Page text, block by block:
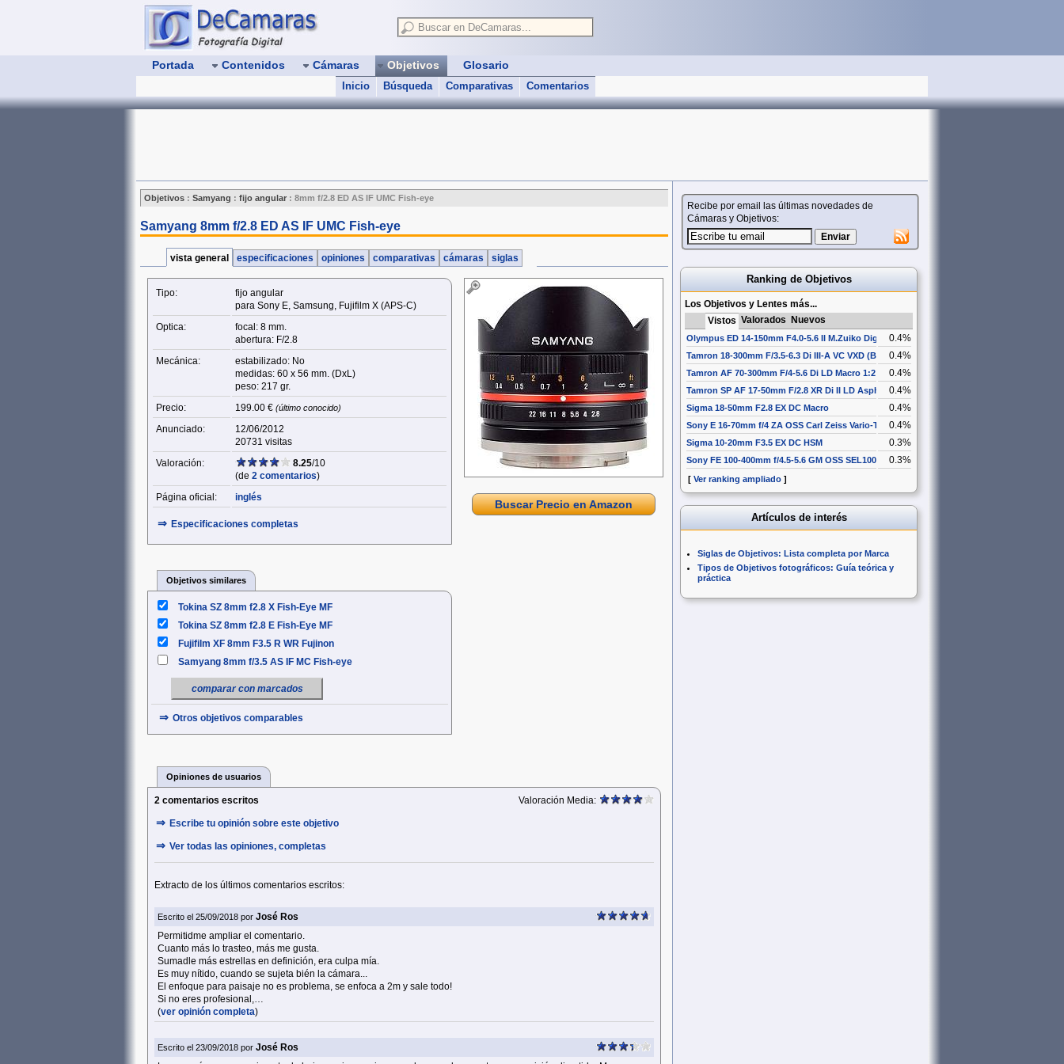
Portada Contenidos Cámaras Objetivos
Inicio Búsqueda Comparativas Comentarios
Glosario
Objetivos : Samyang : fijo angular : 8mm f/2.8 ED AS IF UMC Fish-eye
Samyang 8mm f/2.8 ED AS IF UMC Fish-eye
vista general especificaciones opiniones comparativas cámaras siglas
Tipo:
fijo angular
para Sony E, Samsung, Fujifilm X (APS‑C)
Optica:
focal: 8 mm.
abertura: F/2.8
Mecánica:
estabilizado: No
medidas: 60 x 56 mm. (DxL)
peso: 217 gr.
Precio:
199.00 € (último conocido)
Anunciado:
12/06/2012
20731 visitas
Valoración:
8.25/10
(de 2 comentarios)
Página oficial:
inglés
⇒ Especificaciones completas
Objetivos similares
Tokina SZ 8mm f2.8 X Fish-Eye MF
Tokina SZ 8mm f2.8 E Fish-Eye MF
Fujifilm XF 8mm F3.5 R WR Fujinon
Samyang 8mm f/3.5 AS IF MC Fish-eye
comparar con marcados
⇒ Otros objetivos comparables
Buscar Precio en Amazon
Opiniones de usuarios
Valoración Media:
2 comentarios escritos
⇒ Escribe tu opinión sobre este objetivo
⇒ Ver todas las opiniones, completas
Extracto de los últimos comentarios escritos:
Escrito el 25/09/2018 por José Ros
Permitidme ampliar el comentario.
Cuanto más lo trasteo, más me gusta.
Sumadle más estrellas en definición, era culpa mía.
Es muy nítido, cuando se sujeta bién la cámara...
El enfoque para paisaje no es problema, se enfoca a 2m y sale todo!
Si no eres profesional,…
(ver opinión completa)
Escrito el 23/09/2018 por José Ros
Recibe por email las últimas novedades de
Cámaras y Objetivos:
Ranking de Objetivos
Los Objetivos y Lentes más...
Vistos Valorados Nuevos
Olympus ED 14-150mm F4.0-5.6 II M.Zuiko Digital0.4%
Tamron 18-300mm F/3.5-6.3 Di III-A VC VXD (B061)0.4%
Tamron AF 70-300mm F/4-5.6 Di LD Macro 1:2 0.4%
Tamron SP AF 17-50mm F/2.8 XR Di II LD Aspherical [IF]
0.4%
Sigma 18-50mm F2.8 EX DC Macro 0.4%
Sony E 16-70mm f/4 ZA OSS Carl Zeiss Vario-Tessar T* SEL1670Z
0.4%
Sigma 10-20mm F3.5 EX DC HSM 0.3%
Sony FE 100-400mm f/4.5-5.6 GM OSS SEL100400GM
0.3%
[ Ver ranking ampliado ]
Artículos de interés
Siglas de Objetivos: Lista completa por Marca
Tipos de Objetivos fotográficos: Guía teórica y
práctica